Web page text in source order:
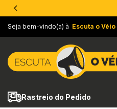
Seja bem-vindo(a) à Escuta o Véio
Rastreio do Pedido